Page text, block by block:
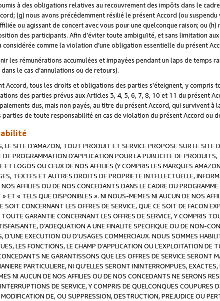
à des obligations relatives au recouvrement des impôts dans le
(g) nous avons précédemment résilié le présent Accord (ou
ou agissant de concert avec vous pour une quelconque raison; ou
des participants. Afin d’éviter toute ambiguïté, et sans limitation
comme la violation d’une obligation essentielle du présent
les rémunérations accumulées et impayées pendant un laps de
le cas d’annulations ou de retours).
Accord, tous les droits et obligations des parties s’éteignent, y compris
des parties prévus aux Articles 3, 4, 5, 6, 7, 8, 10 et 11 du présent
dus, mais non payés, au titre du présent Accord, qui survivent à
de toute responsabilité en cas de violation du présent Accord ou
LE SITE D’AMAZON, TOUT PRODUIT ET SERVICE PROPOSE SUR LE
PROGRAMMATION D'APPLICATION POUR LA PUBLICITE DE
ET LOGOS OU CEUX DE NOS AFFILIES (Y COMPRIS LES MARQUES
TEXTES ET AUTRES DROITS DE PROPRIETE INTELLECTUELLE,
AFFILIES OU DE NOS CONCEDANTS DANS LE CADRE DU
» ET « TELS QUE DISPONIBLES ». NI NOUS-MEMES NI AUCUN DE NOS
SOIT CONCERNANT LES OFFRES DE SERVICE, QUE CE SOIT DE FACON
GARANTIE CONCERNANT LES OFFRES DE SERVICE, Y COMPRIS
D’ADEQUATION A UNE FINALITE SPECIFIQUE OU DE NON-
EXECUTION OU D’USAGES COMMERCIAUX. NOUS SOMMES
LES FONCTIONS, LE CHAMP D’APPLICATION OU L’EXPLOITATION
NE GARANTISSONS QUE LES OFFRES DE SERVICE SERONT
PARTICULIERE, NI QU’ELLES SERONT ININTERROMPUES,
NI AUCUN DE NOS AFFILIES OU DE NOS CONCEDANTS NE SERONS
DE SERVICE, Y COMPRIS DE QUELCONQUES
DE, OU SUPPRESSION, DESTRUCTION, PREJUDICE OU